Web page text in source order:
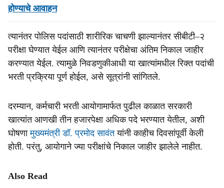
होण्याचे आवाहन
त्‍यानंतर पोलिस पदांसाठी शारीरिक चाचणी झाल्‍यानंतर सीबीटी–२
परीक्षा घेण्‍यात येईल आणि त्‍यानंतर परीक्षेचा अंतिम निकाल जाहीर
करण्‍यात येईल. त्‍यामुळे निवडणुकीआधी या खात्‍यांमधील रिक्त पदांची
भरती प्रक्रिया पूर्ण होईल, असे सूत्रांनी सांगितले.
दरम्‍यान, कर्मचारी भरती आयोगामार्फत पुढील काळात सरकारी
खात्‍यांत आणखी तीन हजारपेक्षा अधिक पदे भरण्‍यात येतील, अशी
घोषणामुख्‍यमंत्री डॉ. प्रमोद सावंतयांनी काहीच दिवसांपूर्वी केली
होती. परंतु, आयोगाने ज्‍या परीक्षांचे निकाल जाहीर झालेले नाहीत.
Also Read